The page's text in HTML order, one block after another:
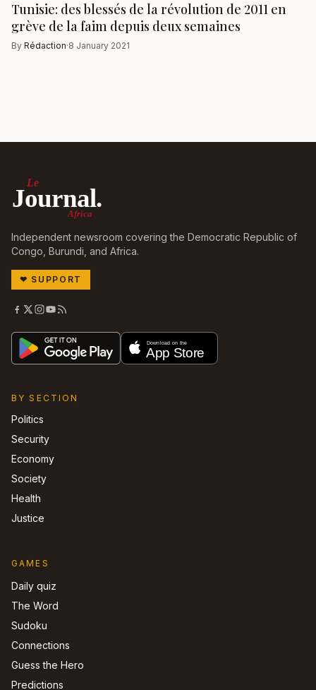
Tunisie: des blessés de la révolution de 2011 en
grève de la faim depuis deux semaines
By Rédaction·8 January 2021
Le
Journal.
Africa
Independent newsroom covering the Democratic Republic of
Congo, Burundi, and Africa.
❤ SUPPORT
BY SECTION
Politics
Security
Economy
Society
Health
Justice
GAMES
Daily quiz
The Word
Sudoku
Connections
Guess the Hero
Predictions